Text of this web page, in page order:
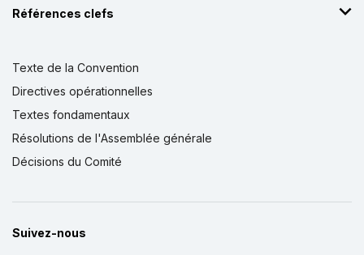
Références clefs
Texte de la Convention
Directives opérationnelles
Textes fondamentaux
Résolutions de l'Assemblée générale
Décisions du Comité
Suivez-nous